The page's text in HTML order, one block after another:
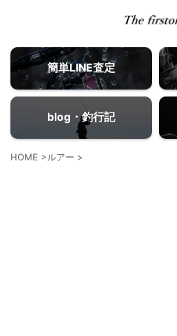
簡単LINE査定
blog・釣行記
HOME >ルアー >